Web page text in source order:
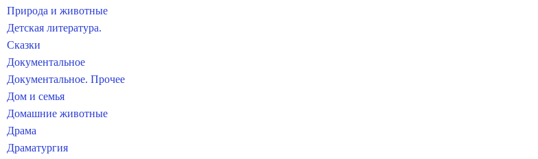
Природа и животные
Детская литература.
Сказки
Документальное
Документальное. Прочее
Дом и семья
Домашние животные
Драма
Драматургия